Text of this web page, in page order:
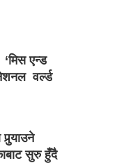
एन्ड
वर्ल्ड
पुर्‍याउने
सुरु हुँदै